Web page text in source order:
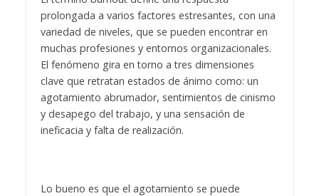
prolongada a varios factores estresantes, con una
variedad de niveles, que se pueden encontrar en
muchas profesiones y entornos organizacionales.
El fenómeno gira en torno a tres dimensiones
clave que retratan estados de ánimo como: un
agotamiento abrumador, sentimientos de cinismo
y desapego del trabajo, y una sensación de
ineficacia y falta de realización.
Lo bueno es que el agotamiento se puede